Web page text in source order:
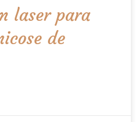
laser para
de